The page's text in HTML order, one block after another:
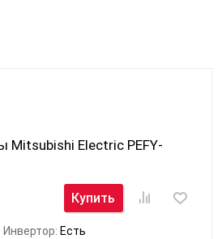
Mitsubishi Electric PEFY-
Купить
Инвертор: Есть